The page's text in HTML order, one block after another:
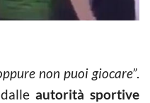
non puoi giocare”.
autorità sportive